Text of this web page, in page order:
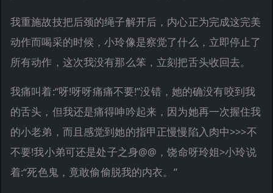
我重施故技把后颈的绳子解开后，内心正为完成这完美
动作而喝采的时候，小玲像是察觉了什么，立即停止了
所有动作，这次我没有那么笨，立刻把舌头收回去。
我痛叫着:“呀!呀呀痛痛不要!”没错，她的确没有咬到我
的舌头，但我还是痛得呻吟起来，因为她再一次握住我
的小老弟，而且感觉到她的指甲正慢慢陷入肉中>>>不
不要!我小弟可还是处子之身@@，饶命呀玲姐>小玲说
着:“死色鬼，竟敢偷偷脱我的内衣。”